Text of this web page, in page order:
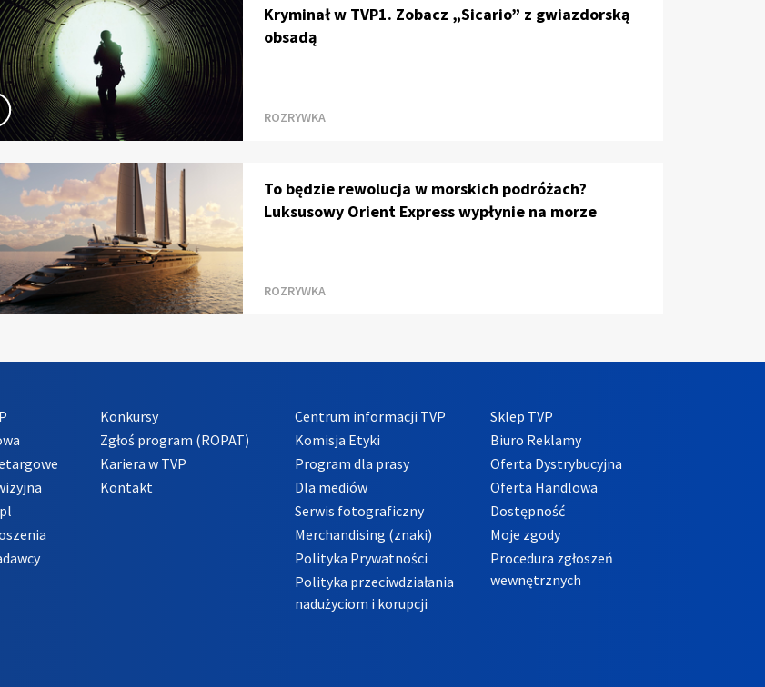
Kryminał w TVP1. Zobacz „Sicario” z gwiazdorską
obsadą
ROZRYWKA
To będzie rewolucja w morskich podróżach?
Luksusowy Orient Express wypłynie na morze
ROZRYWKA
Konkursy
Zgłoś program (ROPAT)
Kariera w TVP
Kontakt
Centrum informacji TVP
Komisja Etyki
Program dla prasy
Dla mediów
Serwis fotograficzny
Merchandising (znaki)
Polityka Prywatności
Polityka przeciwdziałania
nadużyciom i korupcji
Sklep TVP
Biuro Reklamy
Oferta Dystrybucyjna
Oferta Handlowa
Dostępność
Moje zgody
Procedura zgłoszeń
wewnętrznych